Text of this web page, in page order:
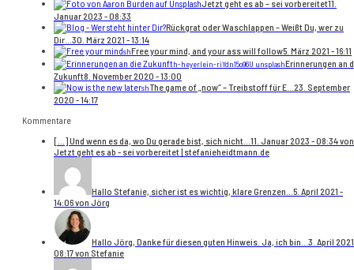
Jetzt geht es ab – sei vorbereitet11.
Januar 2023 - 08:33
Rückgrat oder Waschlappen – Weißt Du, wer zu
Dir... 30. März 2021 - 13:14
shFree your mind, and your ass will follow5. März 2021 - 16:11
h-heyerlein-riYdn15o96U unsplashErinnerungen an
Zukunft8. November 2020 - 13:00
shThe game of „now“ – Treibstoff für E... 23. September
2020 - 14:17
Kommentare
[…] Und wenn es da, wo Du gerade bist, sich nicht... 11. Januar 2023 - 08:34 von
Jetzt geht es ab - sei vorbereitet | stefanieheidtmann.de
Hallo Stefanie, sicher ist es wichtig, klare Grenzen... 5. April 2021 -
14:06 von Jörg
Hallo Jörg, Danke für diesen guten Hinweis. Ja, ich bin... 3. April
08:17 von Stefanie